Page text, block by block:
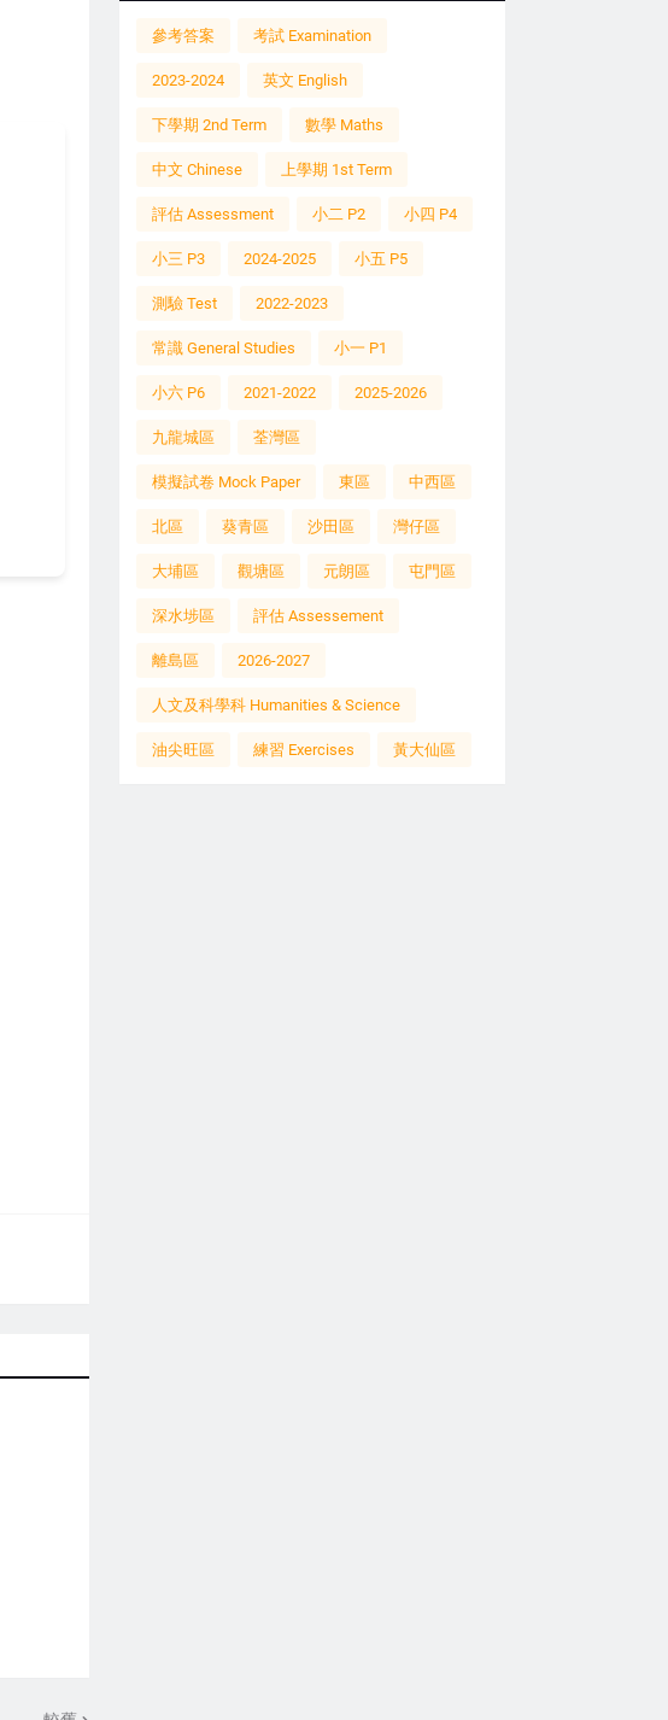
參考答案 考試 Examination
2023-2024 英文 English
下學期 2nd Term 數學 Maths
中文 Chinese 上學期 1st Term
評估 Assessment 小二 P2 小四 P4
小三 P3 2024-2025 小五 P5
測驗 Test 2022-2023
常識 General Studies 小一 P1
小六 P6 2021-2022 2025-2026
九龍城區 荃灣區
模擬試卷 Mock Paper 東區 中西區
北區 葵青區 沙田區 灣仔區
大埔區 觀塘區 元朗區 屯門區
深水埗區 評估 Assessement
離島區 2026-2027
人文及科學科 Humanities & Science
油尖旺區 練習 Exercises 黃大仙區